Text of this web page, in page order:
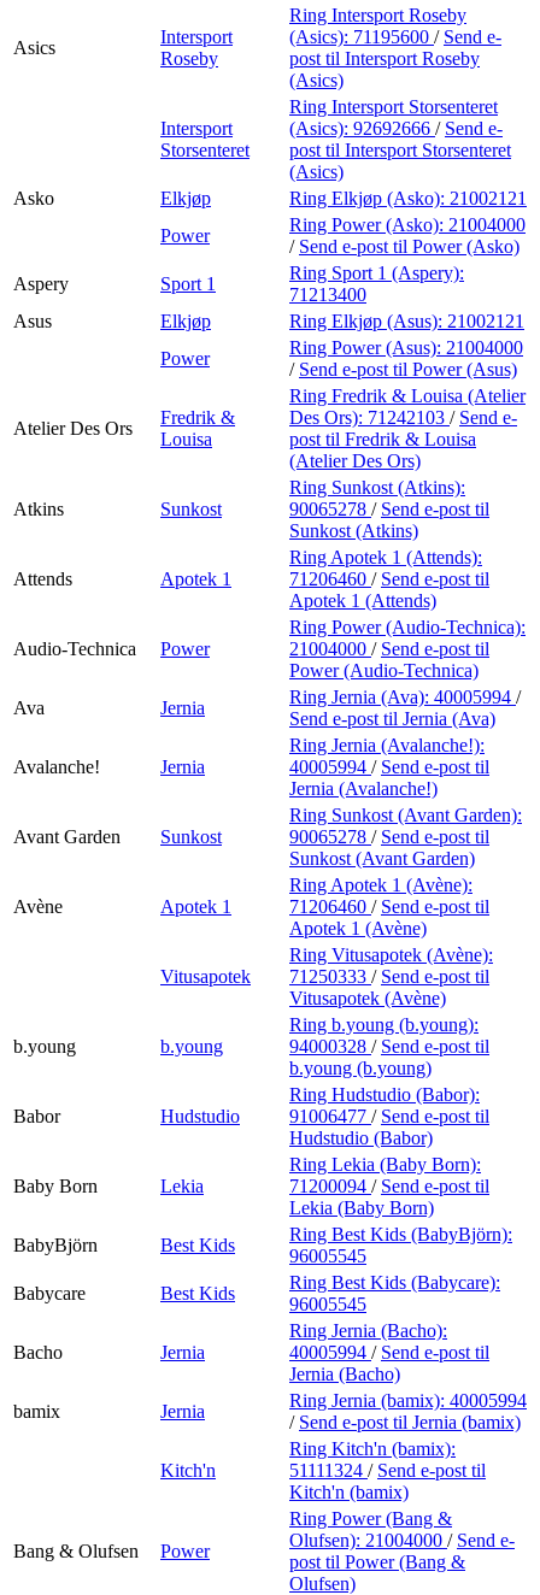
Asics
Intersport
Roseby
Ring Intersport Roseby
(Asics): 71195600 / Send e-
post til Intersport Roseby
(Asics)
Intersport
Storsenteret
Ring Intersport Storsenteret
(Asics): 92692666 / Send e-
post til Intersport Storsenteret
(Asics)
Asko
Elkjøp Ring Elkjøp (Asko): 21002121
Power
Ring Power (Asko): 21004000
/ Send e-post til Power (Asko)
Aspery
Sport 1
Ring Sport 1 (Aspery):
71213400
Asus
Elkjøp Ring Elkjøp (Asus): 21002121
Power
Ring Power (Asus): 21004000
/ Send e-post til Power (Asus)
Atelier Des Ors
Fredrik &
Louisa
Ring Fredrik & Louisa (Atelier
Des Ors): 71242103 / Send e-
post til Fredrik & Louisa
(Atelier Des Ors)
Atkins Sunkost
Ring Sunkost (Atkins):
90065278 / Send e-post til
Sunkost (Atkins)
Attends Apotek 1
Ring Apotek 1 (Attends):
71206460 / Send e-post til
Apotek 1 (Attends)
Audio-Technica Power
Ring Power (Audio-Technica):
21004000 / Send e-post til
Power (Audio-Technica)
Ava
Jernia
Ring Jernia (Ava): 40005994 /
Send e-post til Jernia (Ava)
Avalanche! Jernia
Ring Jernia (Avalanche!):
40005994 / Send e-post til
Jernia (Avalanche!)
Avant Garden Sunkost
Ring Sunkost (Avant Garden):
90065278 / Send e-post til
Sunkost (Avant Garden)
Avène Apotek 1
Ring Apotek 1 (Avène):
71206460 / Send e-post til
Apotek 1 (Avène)
Vitusapotek
Ring Vitusapotek (Avène):
71250333 / Send e-post til
Vitusapotek (Avène)
b.young b.young
Ring b.young (b.young):
94000328 / Send e-post til
b.young (b.young)
Babor Hudstudio
Ring Hudstudio (Babor):
91006477 / Send e-post til
Hudstudio (Babor)
Baby Born Lekia
Ring Lekia (Baby Born):
71200094 / Send e-post til
Lekia (Baby Born)
BabyBjörn
Best Kids
Ring Best Kids (BabyBjörn):
96005545
Babycare
Best Kids
Ring Best Kids (Babycare):
96005545
Bacho Jernia
Ring Jernia (Bacho):
40005994 / Send e-post til
Jernia (Bacho)
bamix
Jernia
Ring Jernia (bamix): 40005994
/ Send e-post til Jernia (bamix)
Kitch'n
Ring Kitch'n (bamix):
51111324 / Send e-post til
Kitch'n (bamix)
Bang & Olufsen Power
Ring Power (Bang &
Olufsen): 21004000 / Send e-
post til Power (Bang &
Olufsen)